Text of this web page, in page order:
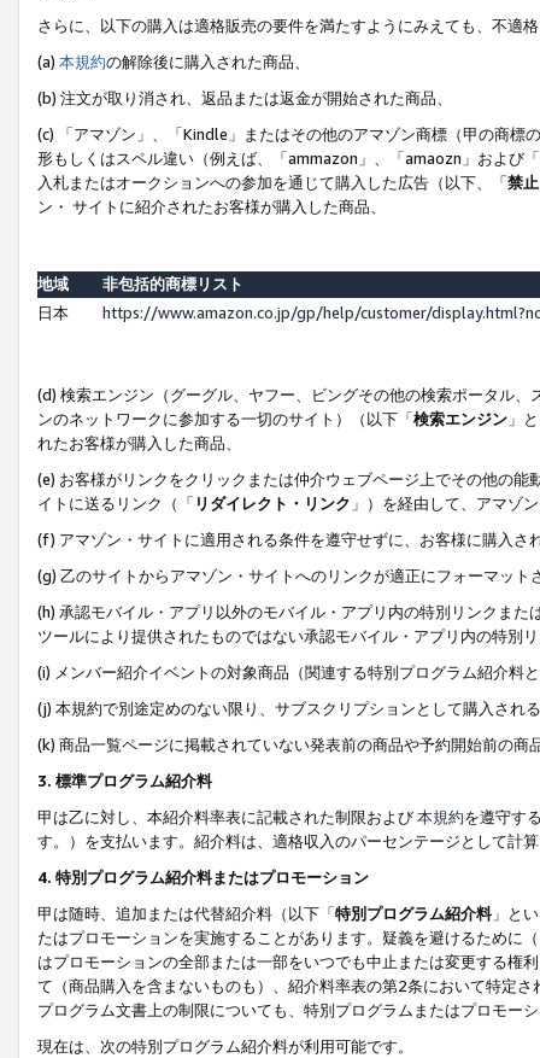
さらに、以下の購入は適格販売の要件を満たすようにみえても、不適
(a) 本規約の解除後に購入された商品、
(b) 注文が取り消され、返品または返金が開始された商品、
(c) 「アマゾン」、「Kindle」またはその他のアマゾン商標（甲の商
形もしくはスペル違い（例えば、「ammazon」、「amaozn」および
入札またはオークションへの参加を通じて購入した広告（以下、「禁
ン・ サイトに紹介されたお客様が購入した商品、
地域
非包括的商標リスト
日本
https://www.amazon.co.jp/gp/help/customer/
(d) 検索エンジン（グーグル、ヤフー、ビングその他の検索ポータル
ンのネットワークに参加する一切のサイト）（以下「検索エンジン 」
れたお客様が購入した商品、
(e) お客様がリンクをクリックまたは仲介ウェブページ上でその他の
イトに送るリンク（「 リダイレクト・リンク 」）を経由して、アマゾ
(f) アマゾン・サイトに適用される条件を遵守せずに、お客様に購入さ
(g) 乙のサイトからアマゾン・サイトへのリンクが適正にフォーマッ
(h) 承認モバイル・アプリ以外のモバイル・アプリ内の特別リンクま
ツールにより提供されたものではない承認モバイル・アプリ内の特別
(i) メンバー紹介イベントの対象商品（関連する特別プログラム紹介料
(j) 本規約で別途定めのない限り、サブスクリプションとして購入され
(k) 商品一覧ページに掲載されていない発表前の商品や予約開始前の商
3. 標準プログラム紹介料
甲は乙に対し、本紹介料率表に記載された制限および本規約を遵守す
す。）を支払います。紹介料は、適格収入のパーセンテージとして計
4. 特別プログラム紹介料またはプロモーション
甲は随時、追加または代替紹介料（以下「特別プログラム紹介料」と
たはプロモーションを実施することがあります。疑義を避けるために
はプロモーションの全部または一部をいつでも中止または変更する権
て（商品購入を含まないものも）、紹介料率表の第2条において特定
プログラム文書上の制限についても、特別プログラムまたはプロモー
現在は、次の特別プログラム紹介料が利用可能です。